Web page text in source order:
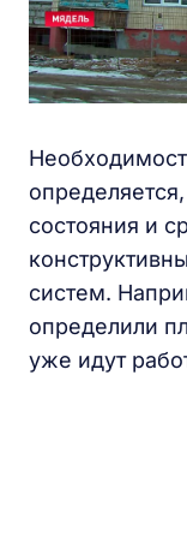
состояния и
систем.
определили
уже идут